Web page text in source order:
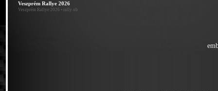
Veszprém Rallye 2026
Veszprém Rallye 2026 • rally ob